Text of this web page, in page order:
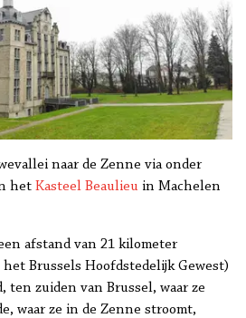
naar de Zenne via onder
het Kasteel Beaulieu in Machelen
afstand van 21 kilometer
Brussels Hoofdstedelijk Gewest)
ten zuiden van Brussel, waar ze
waar ze in de Zenne stroomt,